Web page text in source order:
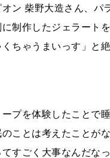
ン 柴野大造さん、
制作したジェラート
ちゃうまいっす」と
プを体験したことで
ことは考えたことが
すごく大事なんだな